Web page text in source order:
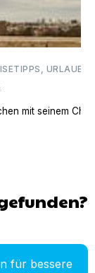
mit seinem
für bessere